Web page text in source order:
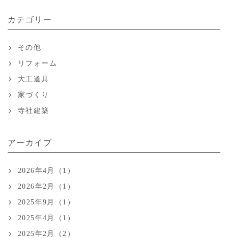
カテゴリー
その他
リフォーム
大工道具
家づくり
寺社建築
アーカイブ
2026年4月（1）
2026年2月（1）
2025年9月（1）
2025年4月（1）
2025年2月（2）